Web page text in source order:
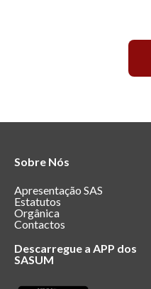
Sobre Nós
Apresentação SAS
Estatutos
Orgânica
Contactos
Descarregue a APP dos
SASUM